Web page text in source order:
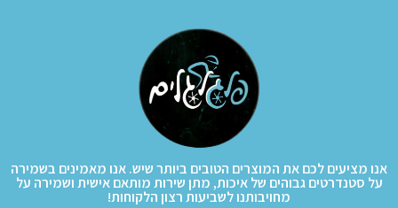
אנו מציעים לכם את המוצרים הטובים ביותר שיש. אנו מאמינים בשמירה
על סטנדרטים גבוהים של איכות, מתן שירות מותאם אישית ושמירה על
מחויבותנו לשביעות רצון הלקוחות!